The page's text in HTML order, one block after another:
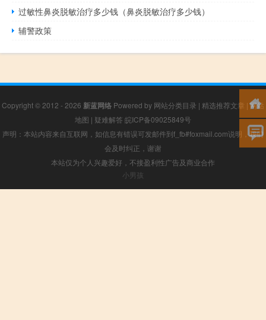
过敏性鼻炎脱敏治疗多少钱（鼻炎脱敏治疗多少钱）
辅警政策
Copyright © 2012 - 2026 新蓝网络 Powered by 网站分类目录 | 精选推荐文章 |网站
地图 | 疑难解答 皖ICP备09025849号
声明：本站内容来自互联网，如信息有错误可发邮件到f_fb#foxmail.com说明，我们
会及时纠正，谢谢
本站仅为个人兴趣爱好，不接盈利性广告及商业合作
小男孩